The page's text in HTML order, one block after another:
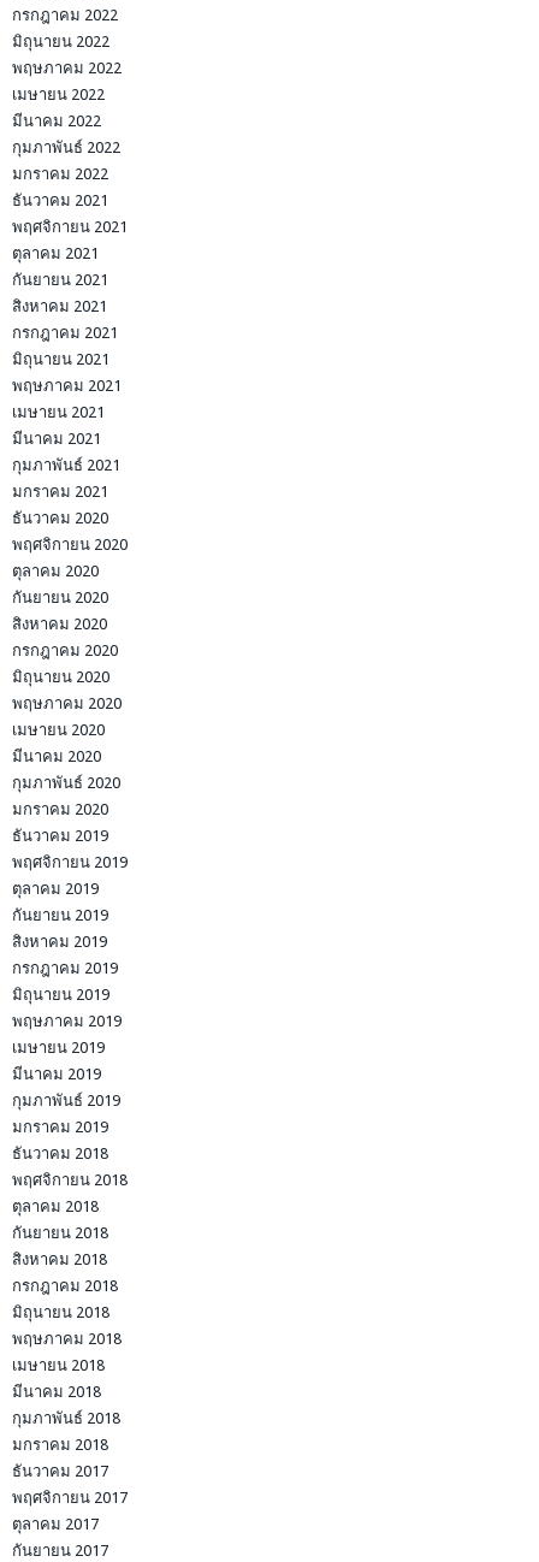
กรกฎาคม 2022
มิถุนายน 2022
พฤษภาคม 2022
เมษายน 2022
มีนาคม 2022
กุมภาพันธ์ 2022
มกราคม 2022
ธันวาคม 2021
พฤศจิกายน 2021
ตุลาคม 2021
กันยายน 2021
สิงหาคม 2021
กรกฎาคม 2021
มิถุนายน 2021
พฤษภาคม 2021
เมษายน 2021
มีนาคม 2021
กุมภาพันธ์ 2021
มกราคม 2021
ธันวาคม 2020
พฤศจิกายน 2020
ตุลาคม 2020
กันยายน 2020
สิงหาคม 2020
กรกฎาคม 2020
มิถุนายน 2020
พฤษภาคม 2020
เมษายน 2020
มีนาคม 2020
กุมภาพันธ์ 2020
มกราคม 2020
ธันวาคม 2019
พฤศจิกายน 2019
ตุลาคม 2019
กันยายน 2019
สิงหาคม 2019
กรกฎาคม 2019
มิถุนายน 2019
พฤษภาคม 2019
เมษายน 2019
มีนาคม 2019
กุมภาพันธ์ 2019
มกราคม 2019
ธันวาคม 2018
พฤศจิกายน 2018
ตุลาคม 2018
กันยายน 2018
สิงหาคม 2018
กรกฎาคม 2018
มิถุนายน 2018
พฤษภาคม 2018
เมษายน 2018
มีนาคม 2018
กุมภาพันธ์ 2018
มกราคม 2018
ธันวาคม 2017
พฤศจิกายน 2017
ตุลาคม 2017
กันยายน 2017